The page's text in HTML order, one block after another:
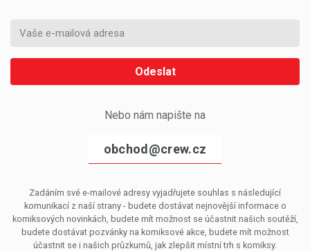
Odeslat
Nebo nám napište na
obchod@crew.cz
Zadáním své e-mailové adresy vyjadřujete souhlas s následující
komunikací z naší strany - budete dostávat nejnovější informace o
komiksových novinkách, budete mít možnost se účastnit našich soutěží,
budete dostávat pozvánky na komiksové akce, budete mít možnost
účastnit se i našich průzkumů, jak zlepšit místní trh s komiksy.